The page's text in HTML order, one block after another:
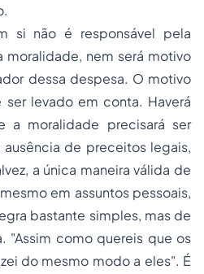
si não é responsável pela
moralidade, nem será motivo
dessa despesa. O motivo
levado em conta. Haverá
a moralidade precisará ser
de preceitos legais,
a única maneira válida de
em assuntos pessoais,
bastante simples, mas de
"Assim como quereis que os
do mesmo modo a eles". É